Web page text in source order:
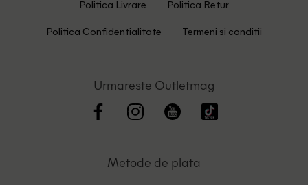
Politica Livrare Politica Retur
Politica Confidentialitate Termeni si conditii
Urmareste Outletmag
Metode de plata